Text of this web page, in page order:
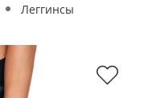
Леггинсы